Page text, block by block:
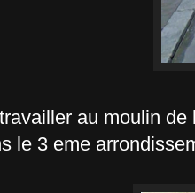
au moulin
le 3 eme